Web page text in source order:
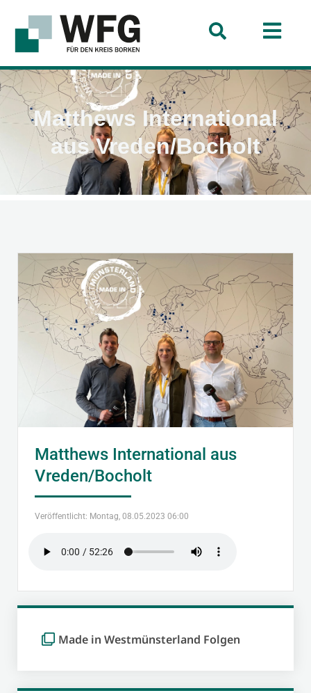
Matthews International
aus Vreden/Bocholt
Matthews International aus
Vreden/Bocholt
Veröffentlicht: Montag, 08.05.2023 06:00
Made in Westmünsterland Folgen